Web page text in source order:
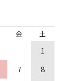
金 土
1
7
8